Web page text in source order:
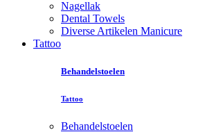
Nagellak
Dental Towels
Diverse Artikelen Manicure
Tattoo
Behandelstoelen
Tattoo
Behandelstoelen